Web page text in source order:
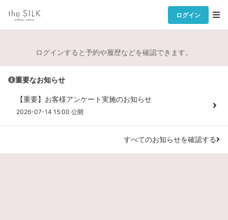
ログイン
ログインすると予約や履歴などを確認できます。
重要なお知らせ
【重要】お客様アンケート実施のお知らせ
2026-07-14 15:00 公開
すべてのお知らせを確認する